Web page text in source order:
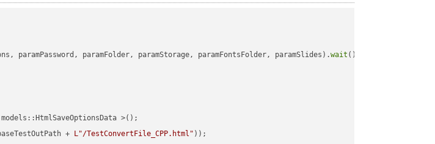
paramPassword, paramFolder, paramStorage, paramFontsFolder, paramSlides).wait ();
>();
+ L"/TestConvertFile_CPP.html"